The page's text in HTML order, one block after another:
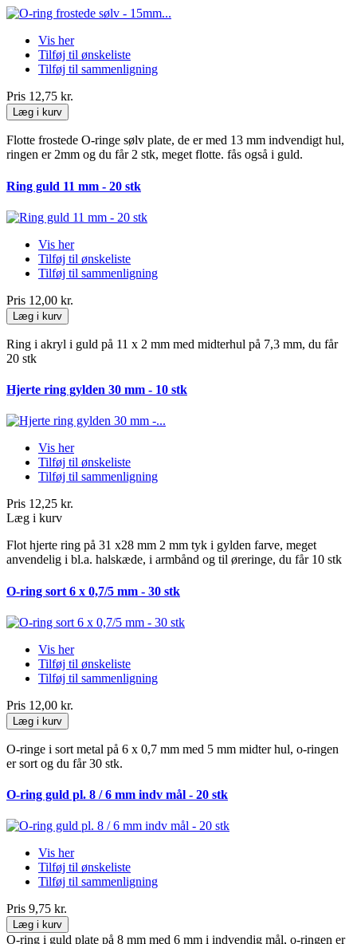
Vis her
Tilføj til ønskeliste
Tilføj til sammenligning
Pris 12,75 kr.
Læg i kurv
Flotte frostede O-ringe sølv plate, de er med 13 mm indvendigt hul,
ringen er 2mm og du får 2 stk, meget flotte. fås også i guld.
Ring guld 11 mm - 20 stk
Vis her
Tilføj til ønskeliste
Tilføj til sammenligning
Pris 12,00 kr.
Læg i kurv
Ring i akryl i guld på 11 x 2 mm med midterhul på 7,3 mm, du får
20 stk
Hjerte ring gylden 30 mm - 10 stk
Vis her
Tilføj til ønskeliste
Tilføj til sammenligning
Pris 12,25 kr.
Læg i kurv
Flot hjerte ring på 31 x28 mm 2 mm tyk i gylden farve, meget
anvendelig i bl.a. halskæde, i armbånd og til øreringe, du får 10 stk
O-ring sort 6 x 0,7/5 mm - 30 stk
Vis her
Tilføj til ønskeliste
Tilføj til sammenligning
Pris 12,00 kr.
Læg i kurv
O-ringe i sort metal på 6 x 0,7 mm med 5 mm midter hul, o-ringen
er sort og du får 30 stk.
O-ring guld pl. 8 / 6 mm indv mål - 20 stk
Vis her
Tilføj til ønskeliste
Tilføj til sammenligning
Pris 9,75 kr.
Læg i kurv
O-ring i guld plate på 8 mm med 6 mm i indvendig mål, o-ringen er